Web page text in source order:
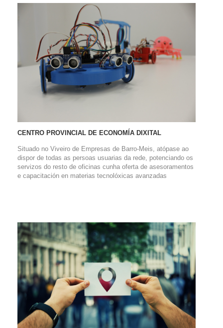
CENTRO PROVINCIAL DE ECONOMÍA DIXITAL
Situado no Viveiro de Empresas de Barro-Meis, atópase ao
dispor de todas as persoas usuarias da rede, potenciando os
servizos do resto de oficinas cunha oferta de asesoramentos
e capacitación en materias tecnolóxicas avanzadas